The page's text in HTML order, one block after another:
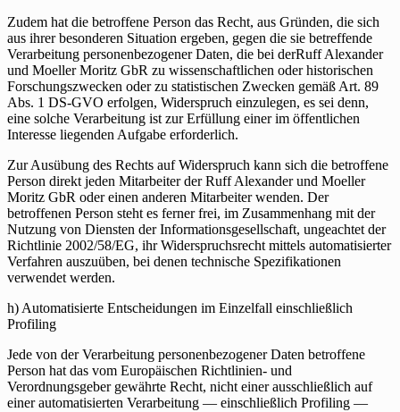
Zudem hat die betroffene Person das Recht, aus Gründen, die sich
aus ihrer besonderen Situation ergeben, gegen die sie betreffende
Verarbeitung personenbezogener Daten, die bei derRuff Alexander
und Moeller Moritz GbR zu wissenschaftlichen oder historischen
Forschungszwecken oder zu statistischen Zwecken gemäß Art. 89
Abs. 1 DS-GVO erfolgen, Widerspruch einzulegen, es sei denn,
eine solche Verarbeitung ist zur Erfüllung einer im öffentlichen
Interesse liegenden Aufgabe erforderlich.
Zur Ausübung des Rechts auf Widerspruch kann sich die betroffene
Person direkt jeden Mitarbeiter der Ruff Alexander und Moeller
Moritz GbR oder einen anderen Mitarbeiter wenden. Der
betroffenen Person steht es ferner frei, im Zusammenhang mit der
Nutzung von Diensten der Informationsgesellschaft, ungeachtet der
Richtlinie 2002/58/EG, ihr Widerspruchsrecht mittels automatisierter
Verfahren auszuüben, bei denen technische Spezifikationen
verwendet werden.
h) Automatisierte Entscheidungen im Einzelfall einschließlich
Profiling
Jede von der Verarbeitung personenbezogener Daten betroffene
Person hat das vom Europäischen Richtlinien- und
Verordnungsgeber gewährte Recht, nicht einer ausschließlich auf
einer automatisierten Verarbeitung — einschließlich Profiling —